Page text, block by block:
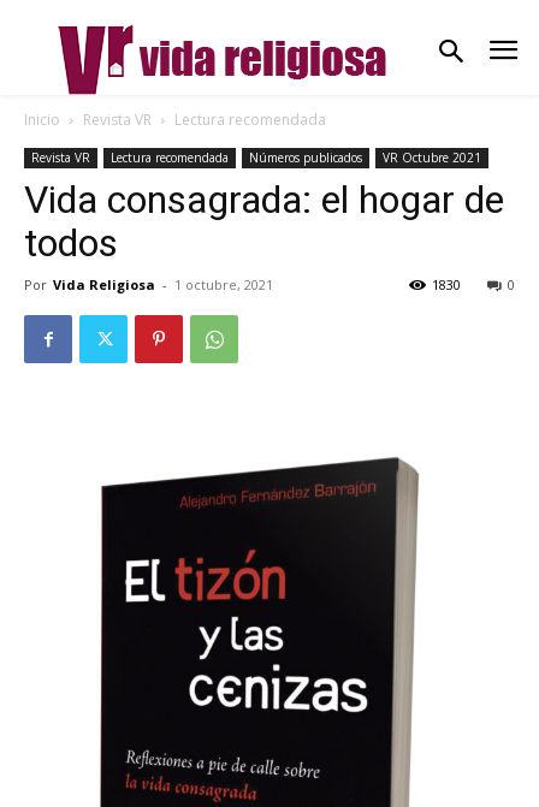
Inicio Revista VR Lectura recomendada
Revista VR Lectura recomendada Números publicados VR Octubre 2021
Vida consagrada: el hogar de
todos
Por Vida Religiosa - 1 octubre, 2021 0
1830